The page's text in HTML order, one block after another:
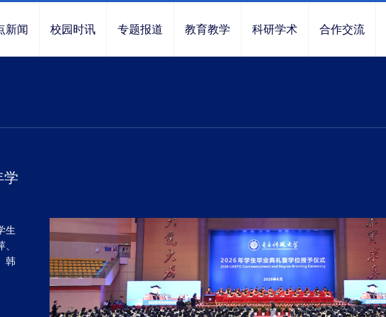
新闻 校园时讯 专题报道 教育教学 科研学术 合作交流
学
生
韩